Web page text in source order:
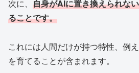
次に、 自身がAIに置き換えられな
ることです。
これには人間だけが持つ特性、例
を育てることが含まれます。